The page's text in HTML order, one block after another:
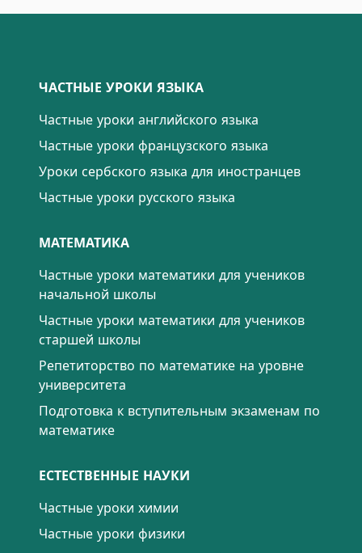
ЧАСТНЫЕ УРОКИ ЯЗЫКА
Частные уроки английского языка
Частные уроки французского языка
Уроки сербского языка для иностранцев
Частные уроки русского языка
МАТЕМАТИКА
Частные уроки математики для учеников
начальной школы
Частные уроки математики для учеников
старшей школы
Репетиторство по математике на уровне
университета
Подготовка к вступительным экзаменам по
математике
ЕСТЕСТВЕННЫЕ НАУКИ
Частные уроки химии
Частные уроки физики